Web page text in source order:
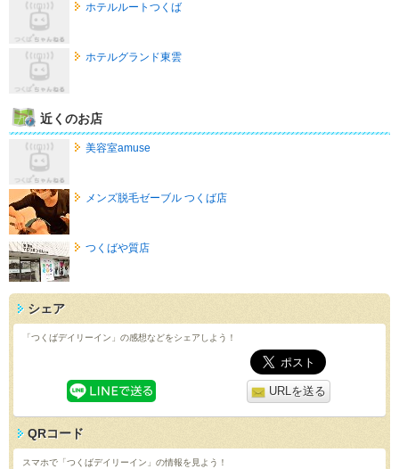
ホテルルートつくば
ホテルグランド東雲
近くのお店
美容室amuse
メンズ脱毛ゼーブル つくば店
つくばや質店
シェア
「つくばデイリーイン」の感想などをシェアしよう！
URLを送る
QRコード
スマホで「つくばデイリーイン」の情報を見よう！